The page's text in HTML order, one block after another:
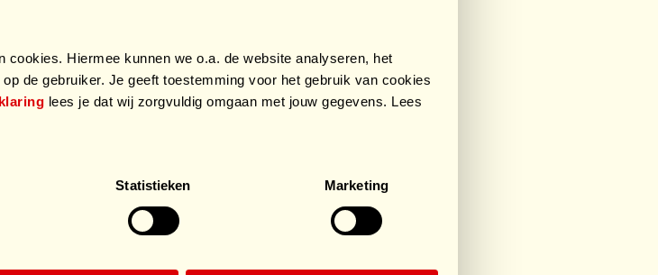
Hiermee kunnen we o.a. de website analyseren, het
de gebruiker. Je geeft toestemming voor het gebruik van cookies
lees je dat wij zorgvuldig omgaan met jouw gegevens. Lees
Statistieken Marketing